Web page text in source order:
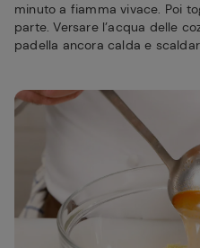
minuto a fiamma vivace. Poi
parte. Versare l’acqua delle
padella ancora calda e